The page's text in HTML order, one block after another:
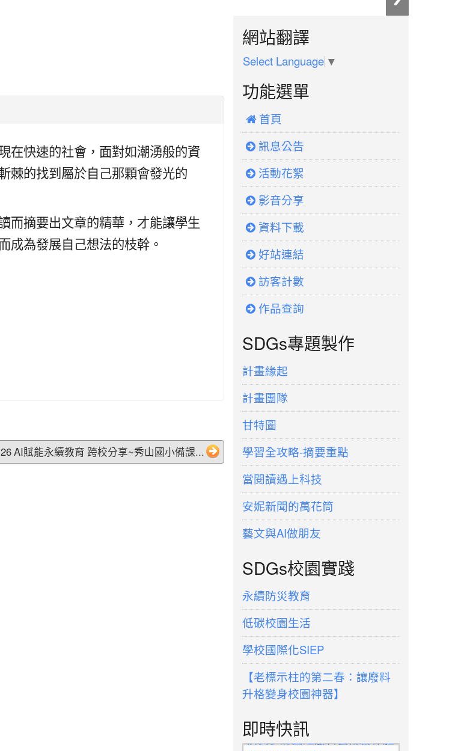
在快速的社會，面對如潮湧般的資
棘的找到屬於自己那顆會發光的
而摘要出文章的精華，才能讓學生
成為發展自己想法的枝幹。
AI賦能永續教育 跨校分享~秀山國小備課...
網站翻譯
Select Language ▼
功能選單
 首頁
訊息公告
活動花絮
影音分享
資料下載
好站連結
訪客計數
作品查詢
SDGs專題製作
計畫緣起
計畫團隊
甘特圖
學習全攻略-摘要重點
當閱讀遇上科技
安妮新聞的萬花筒
藝文與AI做朋友
SDGs校園實踐
永續防災教育
低碳校園生活
學校國際化SIEP
【老標示柱的第二春：讓廢料
升格變身校園神器】
即時快訊
校長參訪團之廢料藝術創作體
驗(陳勝南老師)